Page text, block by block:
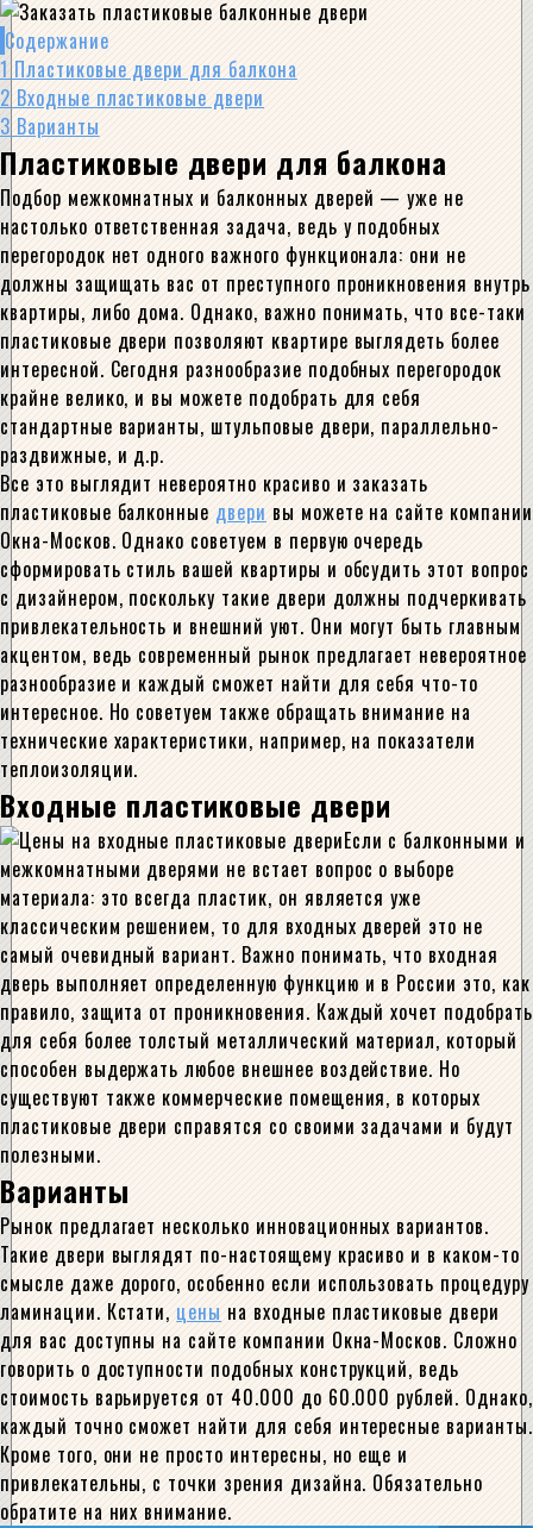
Содержание
1 Пластиковые двери для балкона
2 Входные пластиковые двери
3 Варианты
Пластиковые двери для балкона
Подбор межкомнатных и балконных дверей — уже не
настолько ответственная задача, ведь у подобных
перегородок нет одного важного функционала: они не
должны защищать вас от преступного проникновения внутрь
квартиры, либо дома. Однако, важно понимать, что все-таки
пластиковые двери позволяют квартире выглядеть более
интересной. Сегодня разнообразие подобных перегородок
крайне велико, и вы можете подобрать для себя
стандартные варианты, штульповые двери, параллельно-
раздвижные, и д.р.
Все это выглядит невероятно красиво и заказать
пластиковые балконные двери вы можете на сайте компании
Окна-Москов. Однако советуем в первую очередь
сформировать стиль вашей квартиры и обсудить этот вопрос
с дизайнером, поскольку такие двери должны подчеркивать
привлекательность и внешний уют. Они могут быть главным
акцентом, ведь современный рынок предлагает невероятное
разнообразие и каждый сможет найти для себя что-то
интересное. Но советуем также обращать внимание на
технические характеристики, например, на показатели
теплоизоляции.
Входные пластиковые двери
Если с балконными и
межкомнатными дверями не встает вопрос о выборе
материала: это всегда пластик, он является уже
классическим решением, то для входных дверей это не
самый очевидный вариант. Важно понимать, что входная
дверь выполняет определенную функцию и в России это, как
правило, защита от проникновения. Каждый хочет подобрать
для себя более толстый металлический материал, который
способен выдержать любое внешнее воздействие. Но
существуют также коммерческие помещения, в которых
пластиковые двери справятся со своими задачами и будут
полезными.
Варианты
Рынок предлагает несколько инновационных вариантов.
Такие двери выглядят по-настоящему красиво и в каком-то
смысле даже дорого, особенно если использовать процедуру
ламинации. Кстати, цены на входные пластиковые двери
для вас доступны на сайте компании Окна-Москов. Сложно
говорить о доступности подобных конструкций, ведь
стоимость варьируется от 40.000 до 60.000 рублей. Однако,
каждый точно сможет найти для себя интересные варианты.
Кроме того, они не просто интересны, но еще и
привлекательны, с точки зрения дизайна. Обязательно
обратите на них внимание.